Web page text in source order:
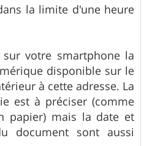
la limite d'une heure
votre smartphone la
disponible sur le
à cette adresse. La
est à préciser (comme
papier) mais la date et
document sont aussi